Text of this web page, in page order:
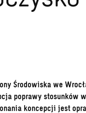
Środowiska we
poprawy stosunków
koncepcji jest